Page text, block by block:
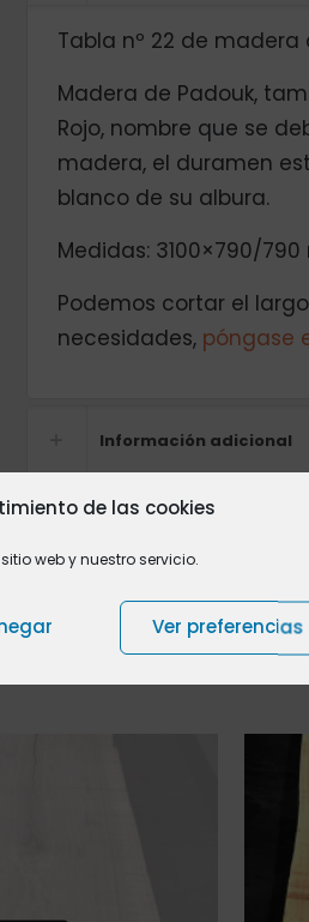
de las cookies
web y nuestro servicio.
Ver preferencias
Tabla nº 22 de madera
Madera de Padouk,
Rojo, nombre que se
madera, el duramen
blanco de su albura.
Medidas: 3100×790/
Podemos cortar el
necesidades, póngase
Información adicional
Valoraciones